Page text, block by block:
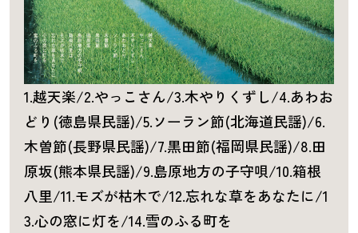
1.越天楽/2.やっこさん/3.木やりくずし/4.あわお
どり(徳島県民謡)/5.ソーラン節(北海道民謡)/6.
木曽節(長野県民謡)/7.黒田節(福岡県民謡)/8.田
原坂(熊本県民謡)/9.島原地方の子守唄/10.箱根
八里/11.モズが枯木で/12.忘れな草をあなたに/1
3.心の窓に灯を/14.雪のふる町を